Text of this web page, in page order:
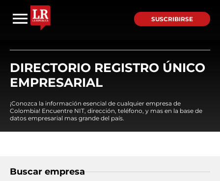
SUSCRIBIRSE
DIRECTORIO REGISTRO ÚNICO
EMPRESARIAL
¡Conozca la información esencial de cualquier empresa de
Colombia! Encuentre NIT, dirección, teléfono, y mas en la base de
datos empresarial mas grande del país.
Buscar empresa